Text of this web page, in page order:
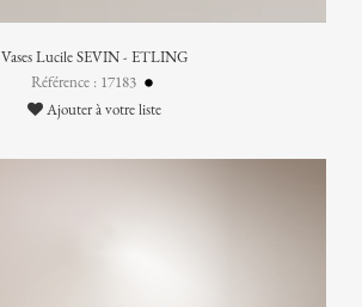
Vases Lucile SEVIN - ETLING
Référence : 17183
Ajouter à votre liste